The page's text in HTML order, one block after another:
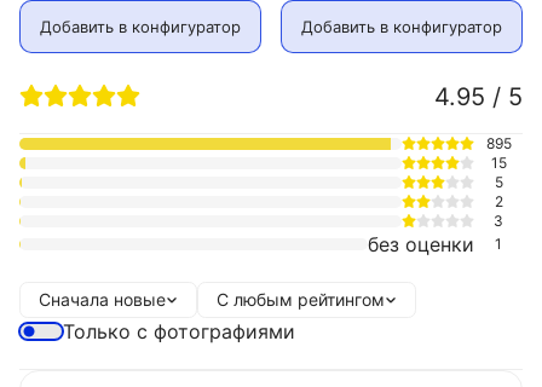
Добавить в конфигуратор Добавить в конфигуратор
4.95 / 5
895
15
5
2
3
без оценки 1
Сначала новые С любым рейтингом
Только с фотографиями